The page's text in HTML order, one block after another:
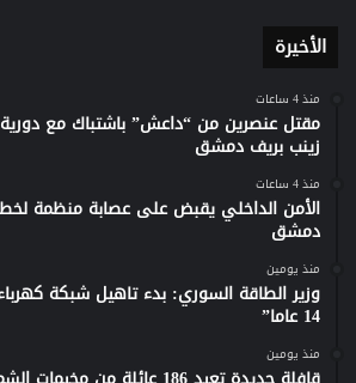
الأخيرة
منذ 4 ساعات
مقتل عنصرين من “داعش” باشتباك مع
زينب بريف دمشق
منذ 4 ساعات
الأمن الداخلي يقبض على عصابة منظمة
دمشق
منذ يومين
وزير الطاقة السوري: بدء تاهيل شبكة
14 عاما”
منذ يومين